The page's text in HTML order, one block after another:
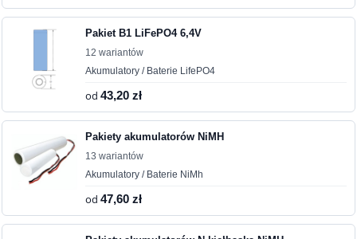
Pakiet B1 LiFePO4 6,4V
12 wariantów
Akumulatory / Baterie LifePO4
od43,20 zł
Pakiety akumulatorów NiMH
13 wariantów
Akumulatory / Baterie NiMh
od47,60 zł